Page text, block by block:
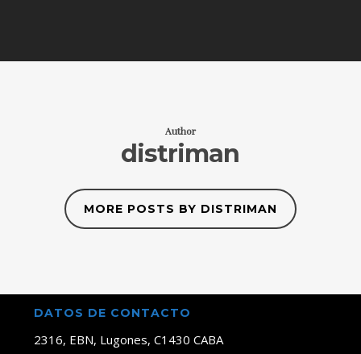
Author
distriman
MORE POSTS BY DISTRIMAN
DATOS DE CONTACTO
2316, EBN, Lugones, C1430 CABA